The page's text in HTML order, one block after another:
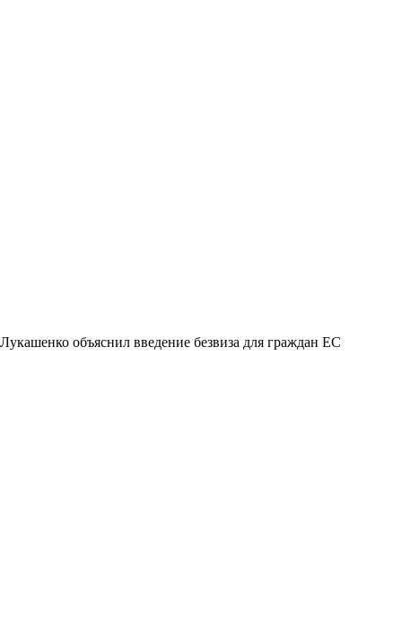
Лукашенко объяснил введение безвиза для граждан ЕС